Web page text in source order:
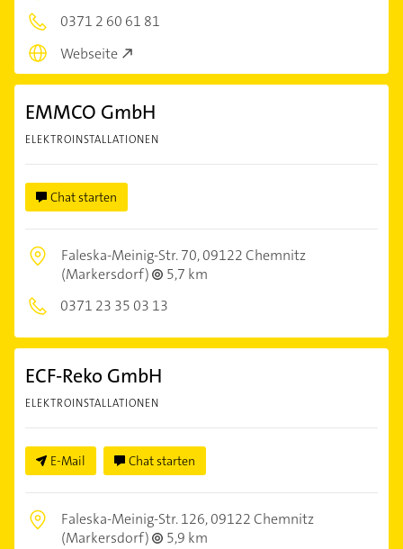
0371 2 60 61 81
Webseite
EMMCO GmbH
ELEKTROINSTALLATIONEN
Chat starten
Faleska-Meinig-Str. 70,09122 Chemnitz
(Markersdorf)
5,7 km
0371 23 35 03 13
ECF-Reko GmbH
ELEKTROINSTALLATIONEN
E-Mail Chat starten
Faleska-Meinig-Str. 126,09122 Chemnitz
(Markersdorf)
5,9 km